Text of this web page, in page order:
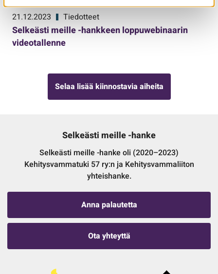
21.12.2023 Tiedotteet
Selkeästi meille -hankkeen loppuwebinaarin
videotallenne
Selaa lisää kiinnostavia aiheita
Selkeästi meille -hanke
Selkeästi meille -hanke oli (2020–2023)
Kehitysvammatuki 57 ry:n ja Kehitysvammaliiton
yhteishanke.
Anna palautetta
Ota yhteyttä